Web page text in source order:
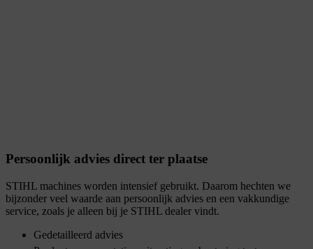
Persoonlijk advies direct ter plaatse
STIHL machines worden intensief gebruikt. Daarom hechten we
bijzonder veel waarde aan persoonlijk advies en een vakkundige
service, zoals je alleen bij je STIHL dealer vindt.
Gedetailleerd advies